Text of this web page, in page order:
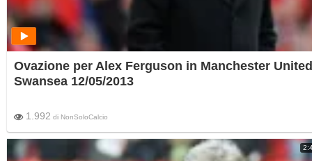
Ovazione per Alex Ferguson in Manchester
Swansea 12/05/2013
1.992 di NonSoloCalcio